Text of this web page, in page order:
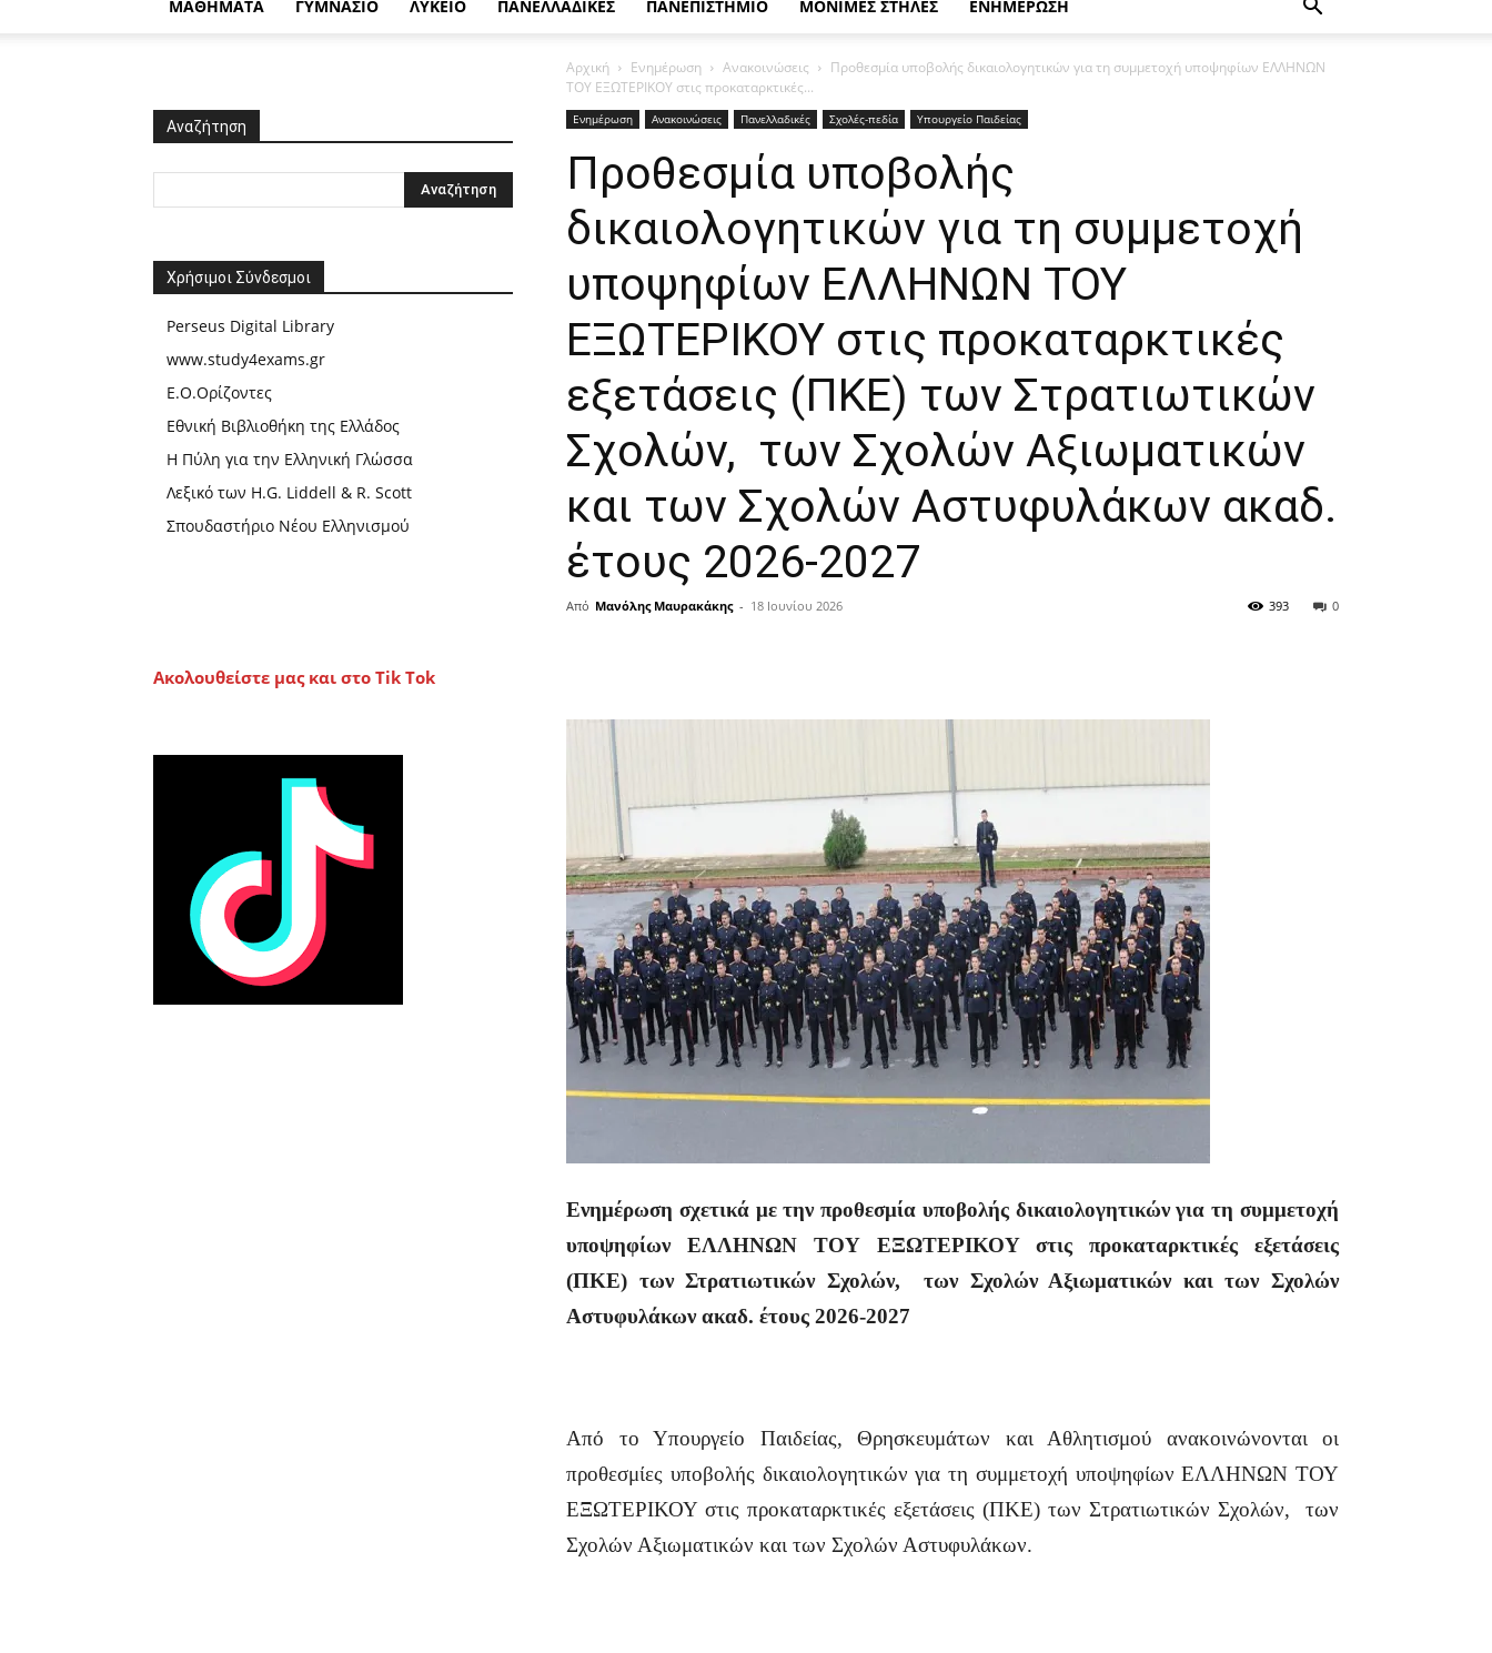
ΜΑΘΗΜΑΤΑ ΓΥΜΝΑΣΙΟ ΛΥΚΕΙΟ ΠΑΝΕΛΛΑΔΙΚΕΣ ΠΑΝΕΠΙΣΤΗΜΙΟ ΜΟΝΙΜΕΣ ΣΤΗΛΕΣ ΕΝΗΜΕΡΩΣΗ
Αρχική Ενημέρωση Ανακοινώσεις
Προθεσμία υποβολής δικαιολογητικών για τη συμμετοχή υποψηφίων ΕΛΛΗΝΩΝ
ΤΟΥ ΕΞΩΤΕΡΙΚΟΥ στις προκαταρκτικές...
Ενημέρωση Ανακοινώσεις Πανελλαδικές Σχολές-πεδία Υπουργείο Παιδείας
Προθεσμία υποβολής
δικαιολογητικών για τη συμμετοχή
υποψηφίων ΕΛΛΗΝΩΝ ΤΟΥ
ΕΞΩΤΕΡΙΚΟΥ στις προκαταρκτικές
εξετάσεις (ΠΚΕ) των Στρατιωτικών
Σχολών, των Σχολών Αξιωματικών
και των Σχολών Αστυφυλάκων ακαδ.
έτους 2026-2027
Από Μανόλης Μαυρακάκης - 18 Ιουνίου 2026 0
393
Ενημέρωση σχετικά με την προθεσμία υποβολής δικαιολογητικών για τη συμμετοχή
υποψηφίων ΕΛΛΗΝΩΝ ΤΟΥ ΕΞΩΤΕΡΙΚΟΥ στις προκαταρκτικές εξετάσεις
(ΠΚΕ) των Στρατιωτικών Σχολών, των Σχολών Αξιωματικών και των Σχολών
Αστυφυλάκων ακαδ. έτους 2026-2027
Από το Υπουργείο Παιδείας, Θρησκευμάτων και Αθλητισμού ανακοινώνονται οι
προθεσμίες υποβολής δικαιολογητικών για τη συμμετοχή υποψηφίων ΕΛΛΗΝΩΝ ΤΟΥ
ΕΞΩΤΕΡΙΚΟΥ στις προκαταρκτικές εξετάσεις (ΠΚΕ) των Στρατιωτικών Σχολών, των
Σχολών Αξιωματικών και των Σχολών Αστυφυλάκων.
Αναζήτηση
Χρήσιμοι Σύνδεσμοι
Perseus Digital Library
www.study4exams.gr
Ε.Ο.Ορίζοντες
Εθνική Βιβλιοθήκη της Ελλάδος
Η Πύλη για την Ελληνική Γλώσσα
Λεξικό των H.G. Liddell & R. Scott
Σπουδαστήριο Νέου Ελληνισμού
Ακολουθείστε μας και στο Tik Tok